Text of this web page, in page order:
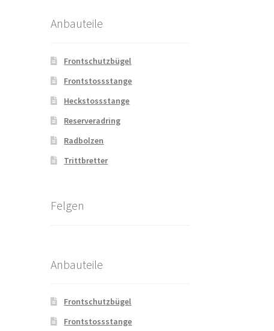
Anbauteile
Frontschutzbügel
Frontstossstange
Heckstossstange
Reserveradring
Radbolzen
Trittbretter
Felgen
Anbauteile
Frontschutzbügel
Frontstossstange